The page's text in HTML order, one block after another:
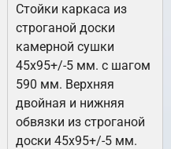
Стойки каркаса из
строганой доски
камерной сушки
45х95+/-5 мм. с шагом
590 мм. Верхняя
двойная и нижняя
обвязки из строганой
доски 45х95+/-5 мм.